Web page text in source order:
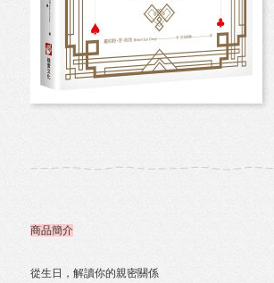
商品簡介
從生日，解讀你的親密關係